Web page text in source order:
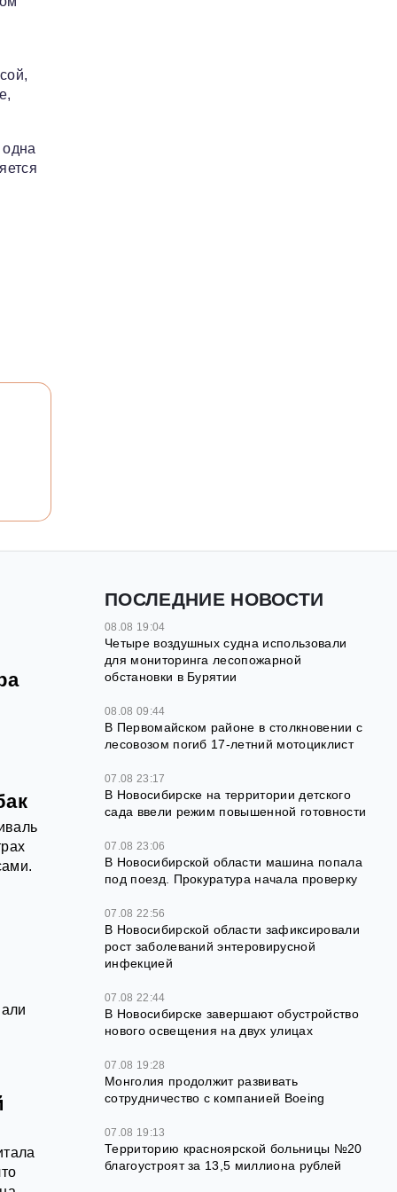
ПОСЛЕДНИЕ НОВОСТИ
08.08 19:04
Четыре воздушных судна использовали
для мониторинга лесопожарной
обстановки в Бурятии
08.08 09:44
В Первомайском районе в столкновении с
лесовозом погиб 17-летний мотоциклист
07.08 23:17
В Новосибирске на территории детского
сада ввели режим повышенной готовности
07.08 23:06
В Новосибирской области машина попала
под поезд. Прокуратура начала проверку
07.08 22:56
В Новосибирской области зафиксировали
рост заболеваний энтеровирусной
инфекцией
07.08 22:44
В Новосибирске завершают обустройство
нового освещения на двух улицах
07.08 19:28
Монголия продолжит развивать
сотрудничество с компанией Boeing
07.08 19:13
Территорию красноярской больницы №20
благоустроят за 13,5 миллиона рублей